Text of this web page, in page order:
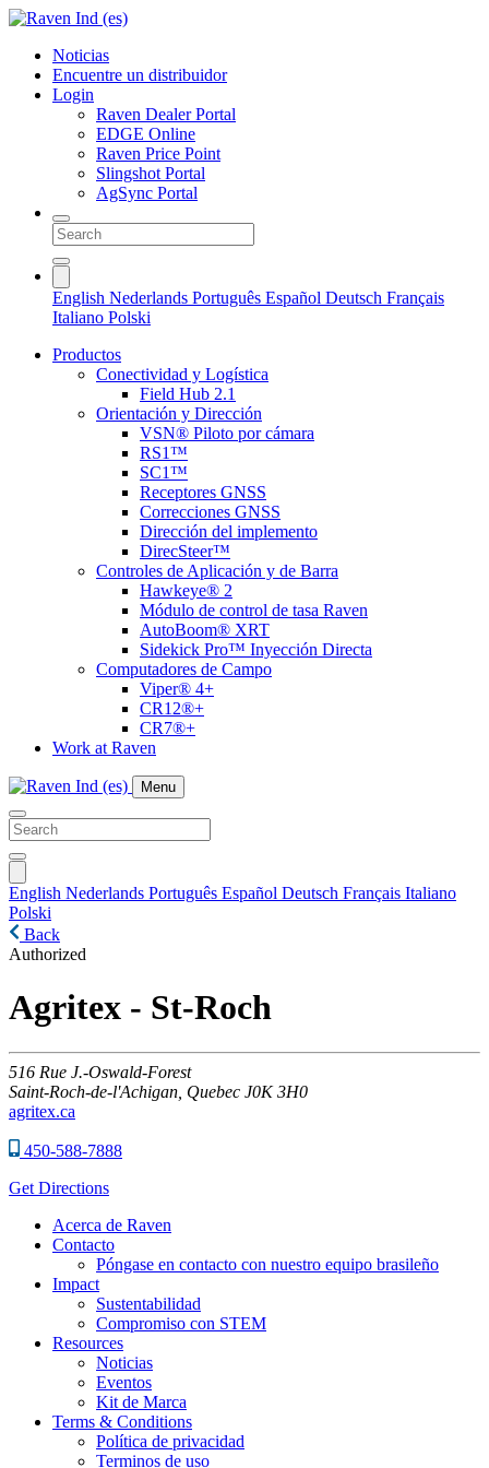
Noticias
Encuentre un distribuidor
Login
Raven Dealer Portal
EDGE Online
Raven Price Point
Slingshot Portal
AgSync Portal
English Nederlands Português Español Deutsch Français
Italiano Polski
Productos
Conectividad y Logística
Field Hub 2.1
Orientación y Dirección
VSN® Piloto por cámara
RS1™
SC1™
Receptores GNSS
Correcciones GNSS
Dirección del implemento
DirecSteer™
Controles de Aplicación y de Barra
Hawkeye® 2
Módulo de control de tasa Raven
AutoBoom® XRT
Sidekick Pro™ Inyección Directa
Computadores de Campo
Viper® 4+
CR12®+
CR7®+
Work at Raven
Menu
English Nederlands Português Español Deutsch Français Italiano
Polski
Back
Authorized
Agritex - St-Roch
516 Rue J.-Oswald-Forest
Saint-Roch-de-l'Achigan, Quebec J0K 3H0
agritex.ca
450-588-7888
Get Directions
Acerca de Raven
Contacto
Póngase en contacto con nuestro equipo brasileño
Impact
Sustentabilidad
Compromiso con STEM
Resources
Noticias
Eventos
Kit de Marca
Terms & Conditions
Política de privacidad
Terminos de uso